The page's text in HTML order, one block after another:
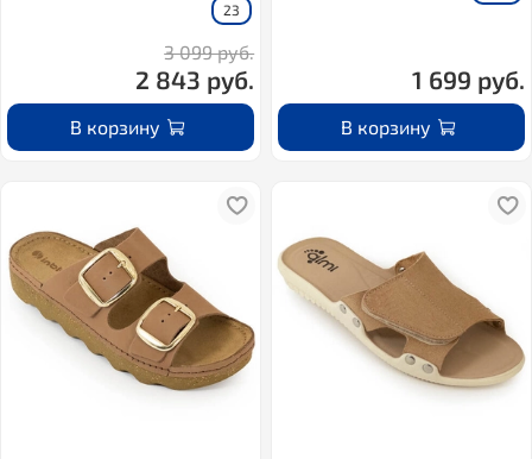
23
3 099 руб.
2 843 руб.
В корзину
1 699 руб.
В корзину